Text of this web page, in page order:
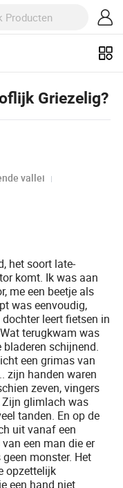
Griezelig?
vallei
het soort late-
komt. Ik was aan
me een beetje als
was eenvoudig,
leert fietsen in
terugkwam was
bladeren schijnend.
een grimas van
zijn handen waren
zeven, vingers
Zijn glimlach was
tanden. En op de
uit vanaf een
een man die er
monster. Het
opzettelijk
een hand niet